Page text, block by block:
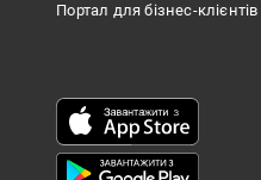
Портал для бізнес-клієнтів